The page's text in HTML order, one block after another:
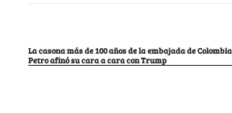
La casona más de 100 años de la embajada de
Petro afinó su cara a cara con Trump